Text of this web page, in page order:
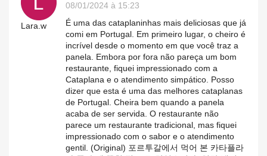
Lara.w
08/01/2024 à 15:23
É uma das cataplaninhas mais deliciosas que já
comi em Portugal. Em primeiro lugar, o cheiro é
incrível desde o momento em que você traz a
panela. Embora por fora não pareça um bom
restaurante, fiquei impressionado com a
Cataplana e o atendimento simpático. Posso
dizer que esta é uma das melhores cataplanas
de Portugal. Cheira bem quando a panela
acaba de ser servida. O restaurante não
parece um restaurante tradicional, mas fiquei
impressionado com o sabor e o atendimento
gentil. (Original) 포르투갈에서 먹어 본 카타플라